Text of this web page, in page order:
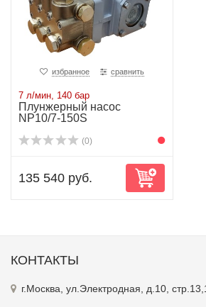
избранное сравнить
7 л/мин, 140 бар
Плунжерный насос
NP10/7-150S
(0)
135 540 руб.
КОНТАКТЫ
г.Москва, ул.Электродная, д.10,